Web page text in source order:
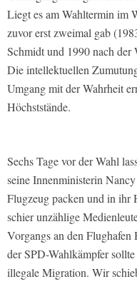
Liegt es am Wahltermin im
zuvor erst zweimal gab
Schmidt und 1990 nach der
Die intellektuellen
Umgang mit der Wahrheit
Höchststände.
Sechs Tage vor der Wahl
seine Innenministerin
Flugzeug packen und in ihr
schier unzählige
Vorgangs an den
der SPD-Wahlkämpfer
illegale Migration. Wir